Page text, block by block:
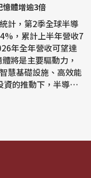
憶體增逾3倍
計，第2季全球半導
，累計上半年營收7
年全年營收可望達
將是主要驅動力，
的推動下，半導體